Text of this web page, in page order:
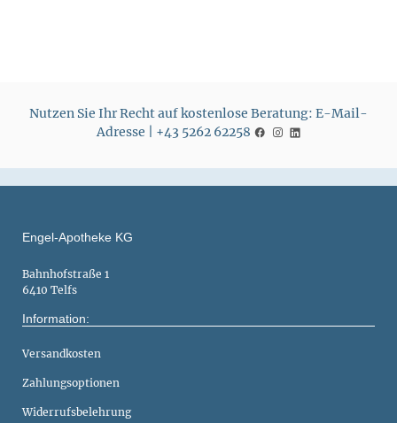
Nutzen Sie Ihr Recht auf kostenlose Beratung: E-Mail-
Adresse | +43 5262 62258
Engel-Apotheke KG
Bahnhofstraße 1
6410 Telfs
Information:
Versandkosten
Zahlungsoptionen
Widerrufsbelehrung